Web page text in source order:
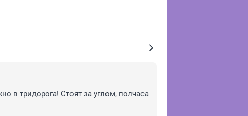
в тридорога! Стоят за углом, полчаса